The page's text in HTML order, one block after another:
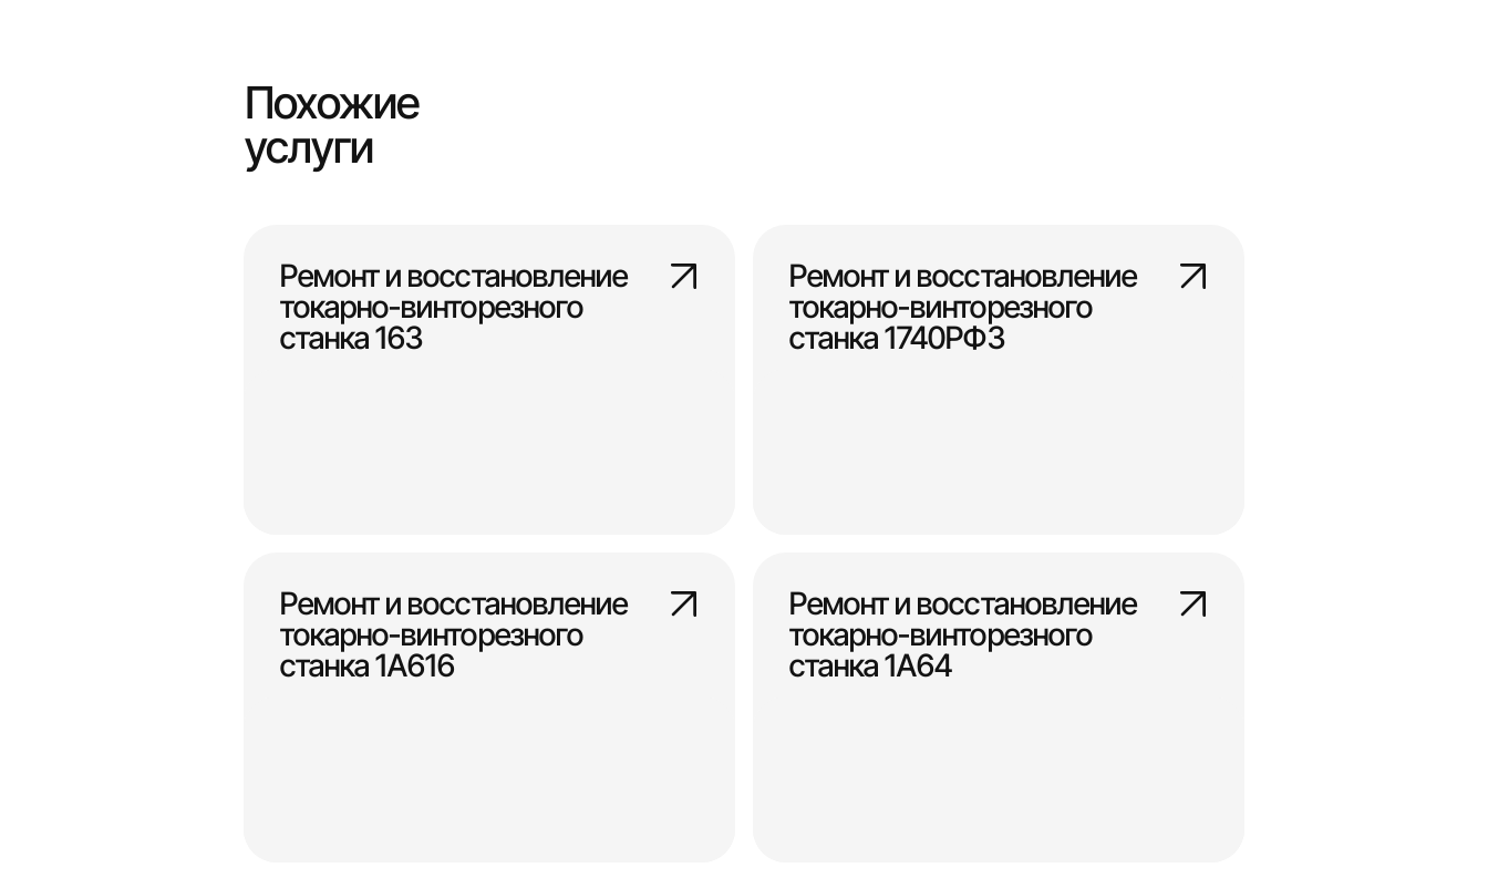
Похожие
услуги
Ремонт и восстановление
токарно-винторезного
станка 163
Ремонт и восстановление
токарно-винторезного
станка 1740РФ3
Ремонт и восстановление
токарно-винторезного
станка 1А616
Ремонт и восстановление
токарно-винторезного
станка 1А64